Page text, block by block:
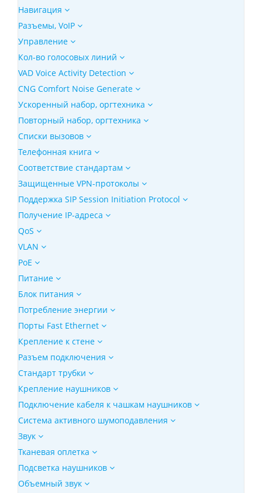
Навигация
Разъемы, VoIP
Управление
Кол-во голосовых линий
VAD Voice Activity Detection
CNG Comfort Noise Generate
Ускоренный набор, оргтехника
Повторный набор, оргтехника
Списки вызовов
Телефонная книга
Соответствие стандартам
Защищенные VPN-протоколы
Поддержка SIP Session Initiation Protocol
Получение IP-адреса
QoS
VLAN
PoE
Питание
Блок питания
Потребление энергии
Порты Fast Ethernet
Крепление к стене
Разъем подключения
Стандарт трубки
Крепление наушников
Подключение кабеля к чашкам наушников
Система активного шумоподавления
Звук
Тканевая оплетка
Подсветка наушников
Объемный звук